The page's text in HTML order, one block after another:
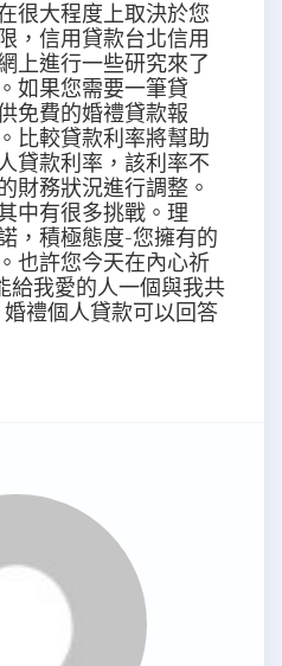
很大程度上取決於您
，信用貸款台北信用
上進行一些研究來了
如果您需要一筆貸
免費的婚禮貸款報
比較貸款利率將幫助
貸款利率，該利率不
財務狀況進行調整。
中有很多挑戰。理
，積極態度-您擁有的
也許您今天在內心祈
給我愛的人一個與我共
禮個人貸款可以回答